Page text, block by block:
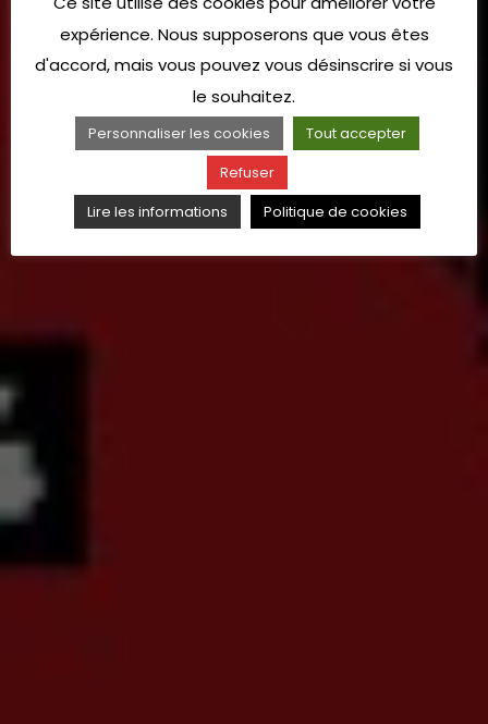
expérience. Nous supposerons que vous êtes
d'accord, mais vous pouvez vous désinscrire si vous
le souhaitez.
Personnaliser les cookies
Tout accepter
Refuser
Lire les informations
Politique de cookies